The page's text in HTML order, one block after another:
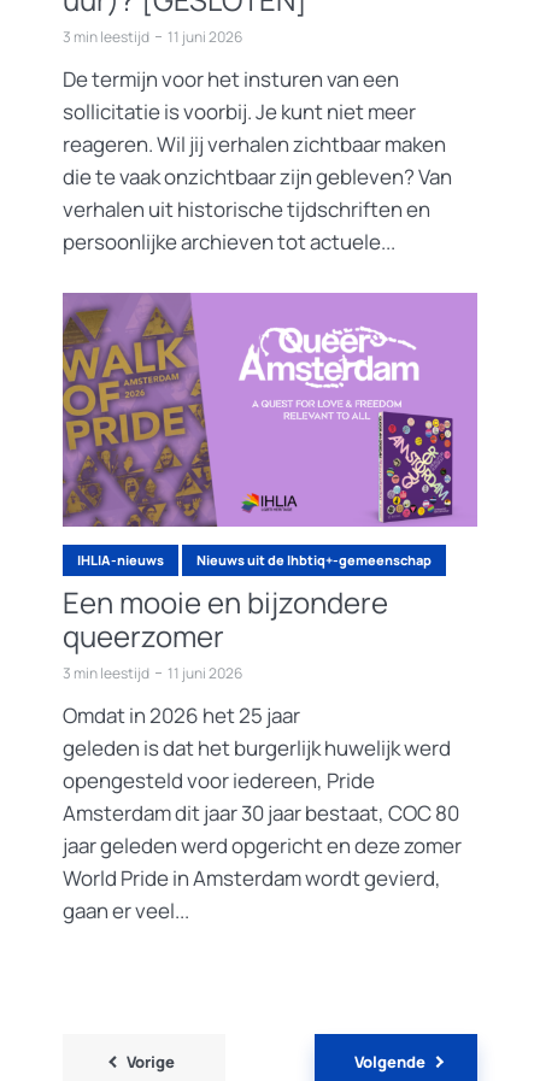
3 min leestijd 11 juni 2026
De termijn voor het insturen van een
sollicitatie is voorbij. Je kunt niet meer
reageren. Wil jij verhalen zichtbaar maken
die te vaak onzichtbaar zijn gebleven? Van
verhalen uit historische tijdschriften en
persoonlijke archieven tot actuele...
IHLIA-nieuws Nieuws uit de lhbtiq+-gemeenschap
Een mooie en bijzondere
queerzomer
3 min leestijd 11 juni 2026
Omdat in 2026 het 25 jaar
geleden is dat het burgerlijk huwelijk werd
opengesteld voor iedereen, Pride
Amsterdam dit jaar 30 jaar bestaat, COC 80
jaar geleden werd opgericht en deze zomer
World Pride in Amsterdam wordt gevierd,
gaan er veel...
Vorige
Berichten
Volgende